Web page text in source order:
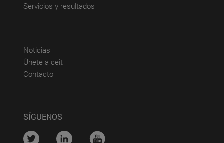
Servicios y resultados
Noticias
Únete a ceit(abre en nueva ventana)
Contacto(abre en nueva ventana)
SÍGUENOS
.... .... ....